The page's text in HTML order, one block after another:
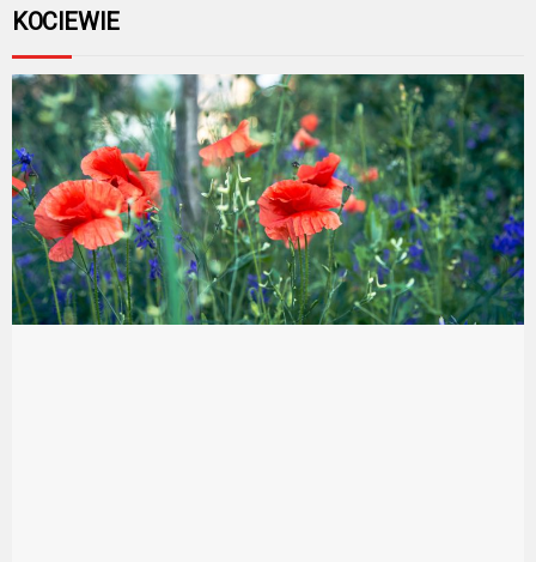
KOCIEWIE